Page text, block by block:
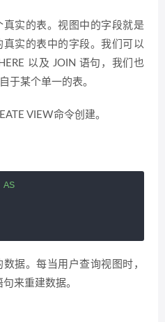
实的表。视图中的字段就是
实的表中的字段。我们可以
以及 JOIN 语句，我们也
于某个单一的表。
VIEW命令创建。
AS
据。每当用户查询视图时，
来重建数据。